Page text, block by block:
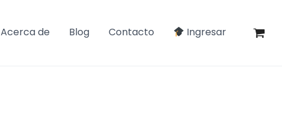
Acerca de Blog Contacto Ingresar